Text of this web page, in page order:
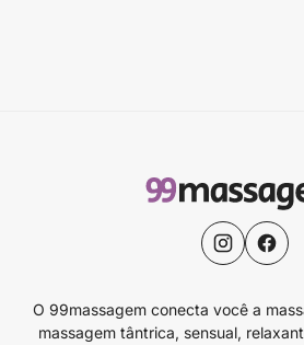
O 99massagem conecta você a
massagem tântrica, sensual,